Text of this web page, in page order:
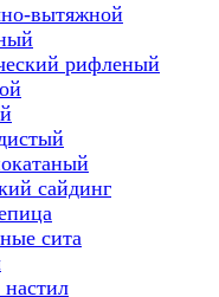
вытяжной
рифленый
сайдинг
сита